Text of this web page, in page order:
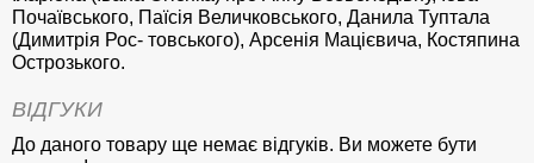
Почаївського, Паїсія Величковського, Данила Туптала
(Димитрія Рос- товського), Арсенія Мацієвича, Костяпина
Острозького.
ВІДГУКИ
До даного товару ще немає відгуків. Ви можете бути